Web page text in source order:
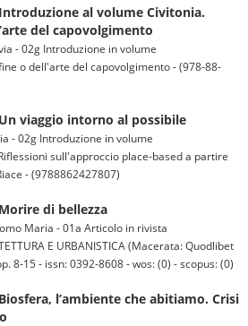
Introduzione al volume Civitonia.
del capovolgimento
- 02g Introduzione in volume
o dell'arte del capovolgimento - (978-88-
Un viaggio intorno al possibile
- 02g Introduzione in volume
sull'approccio place-based a partire
- (9788862427807)
Morire di bellezza
Maria - 01a Articolo in rivista
E URBANISTICA (Macerata: Quodlibet
8-15 - issn: 0392-8608 - wos: (0) - scopus: (0)
Biosfera, l’ambiente che abitiamo. Crisi